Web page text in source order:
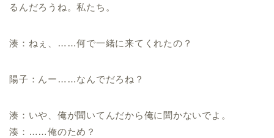
るんだろうね。私たち。
湊：ねぇ、……何で一緒に来てくれたの？
陽子：んー……なんでだろね？
湊：いや、俺が聞いてんだから俺に聞かないでよ。
湊：……俺のため？